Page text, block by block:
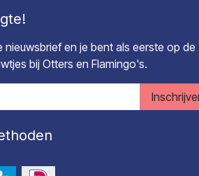
nieuwsbrief en je bent als eerste op de
bij Otters en Flamingo's.